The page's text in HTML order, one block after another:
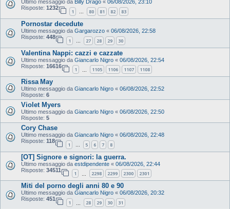
Ultimo messaggio da Billy Drago « 06/08/2026, 23:10
Risposte: 1232
1 … 80 81 82 83
Pornostar decedute
Ultimo messaggio da Gargarozzo « 06/08/2026, 22:58
Risposte: 448
1 … 27 28 29 30
Valentina Nappi: cazzi e cazzate
Ultimo messaggio da Giancarlo Nigro « 06/08/2026, 22:54
Risposte: 16616
1 1105 1106 1107 1108
Rissa May
Ultimo messaggio da Giancarlo Nigro « 06/08/2026, 22:52
Risposte: 6
Violet Myers
Ultimo messaggio da Giancarlo Nigro « 06/08/2026, 22:50
Risposte: 5
Cory Chase
Ultimo messaggio da Giancarlo Nigro « 06/08/2026, 22:48
Risposte: 118
1 … 5 6 7 8
[OT] Signore e signori: la guerra.
Ultimo messaggio da estdipendente « 06/08/2026, 22:44
Risposte: 34511
1 2298 2299 2300 2301
Miti del porno degli anni 80 e 90
Ultimo messaggio da Giancarlo Nigro « 06/08/2026, 20:32
Risposte: 451
1 28 29 30 31